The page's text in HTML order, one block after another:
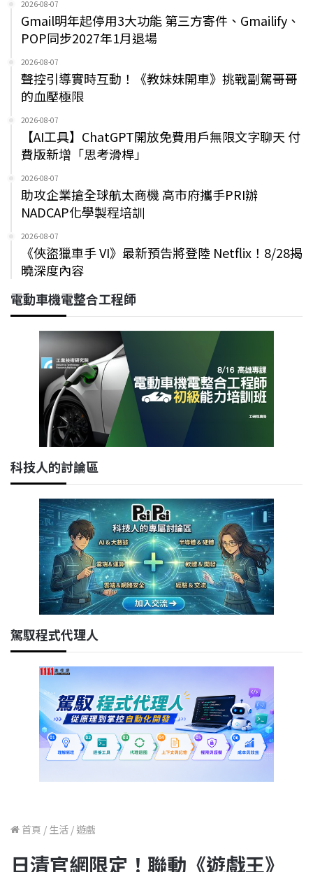
2026-08-07
Gmail明年起停用3大功能 第三方寄件、Gmailify、
POP同步2027年1月退場
2026-08-07
聲控引導實時互動！《教妹妹開車》挑戰副駕哥哥
的血壓極限
2026-08-07
【AI工具】ChatGPT開放免費用戶無限文字聊天 付
費版新增「思考滑桿」
2026-08-07
助攻企業搶全球航太商機 高市府攜手PRI辦
NADCAP化學製程培訓
2026-08-07
《俠盜獵車手 VI》最新預告將登陸 Netflix！8/28揭
曉深度內容
電動車機電整合工程師
科技人的討論區
駕馭程式代理人